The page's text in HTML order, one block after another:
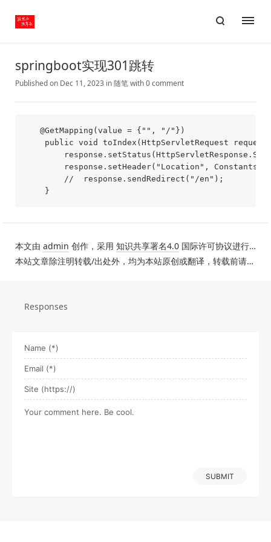
springboot实现301跳转
Published on Dec 11, 2023 in随笔with0 comment
   @GetMapping(value = {"", "/"})
public void toIndex(HttpServletRequest
response.setHeader("Location",
        //  response.sendRedirect("/en");
本文由 admin 创作，采用 知识共享署名4.0 国际许可协议进行许可。
本站文章除注明转载/出处外，均为本站原创或翻译，转载前请务必署名。
Responses
SUBMIT